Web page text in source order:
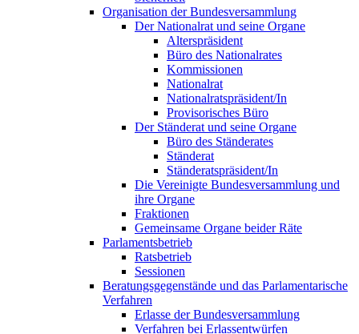
Organisation der Bundesversammlung
Der Nationalrat und seine Organe
Alterspräsident
Büro des Nationalrates
Kommissionen
Nationalrat
Nationalratspräsident/In
Provisorisches Büro
Der Ständerat und seine Organe
Büro des Ständerates
Ständerat
Ständeratspräsident/In
Die Vereinigte Bundesversammlung und
ihre Organe
Fraktionen
Gemeinsame Organe beider Räte
Parlamentsbetrieb
Ratsbetrieb
Sessionen
Beratungsgegenstände und das Parlamentarische
Verfahren
Erlasse der Bundesversammlung
Verfahren bei Erlassentwürfen